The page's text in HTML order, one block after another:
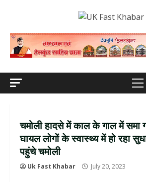
चमोली हादसे में काल के गाल में समा
घायल लोगों के स्वास्थ्य में हो रहा
पहुंचे चमोली
Uk Fast Khabar July 20, 2023